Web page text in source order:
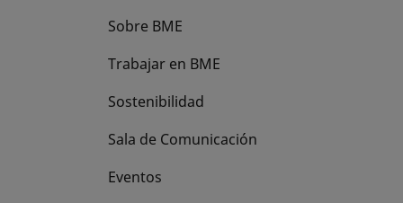
Sobre BME
Trabajar en BME
Sostenibilidad
Sala de Comunicación
Eventos